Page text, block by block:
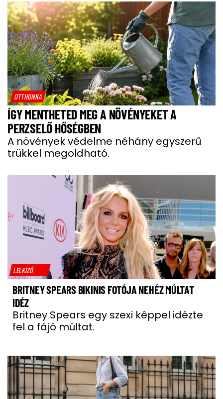
OTTHONKA
ÍGY MENTHETED MEG A NÖVÉNYEKET A
PERZSELŐ HŐSÉGBEN
A növények védelme néhány egyszerű
trükkel megoldható.
LELKIZŐ
BRITNEY SPEARS BIKINIS FOTÓJA NEHÉZ MÚLTAT
IDÉZ
Britney Spears egy szexi képpel idézte
fel a fájó múltat.